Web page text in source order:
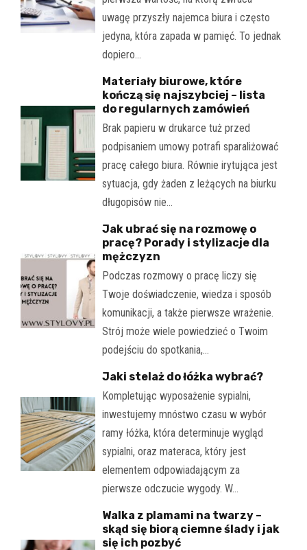
uwagę przyszły najemca biura i często
jedyna, która zapada w pamięć. To jednak
dopiero…
Materiały biurowe, które
kończą się najszybciej – lista
do regularnych zamówień
Brak papieru w drukarce tuż przed
podpisaniem umowy potrafi sparaliżować
pracę całego biura. Równie irytująca jest
sytuacja, gdy żaden z leżących na biurku
długopisów nie…
Jak ubrać się na rozmowę o
pracę? Porady i stylizacje dla
mężczyzn
Podczas rozmowy o pracę liczy się
Twoje doświadczenie, wiedza i sposób
komunikacji, a także pierwsze wrażenie.
Strój może wiele powiedzieć o Twoim
podejściu do spotkania,…
Jaki stelaż do łóżka wybrać?
Kompletując wyposażenie sypialni,
inwestujemy mnóstwo czasu w wybór
ramy łóżka, która determinuje wygląd
sypialni, oraz materaca, który jest
elementem odpowiadającym za
pierwsze odczucie wygody. W…
Walka z plamami na twarzy –
skąd się biorą ciemne ślady i jak
się ich pozbyć